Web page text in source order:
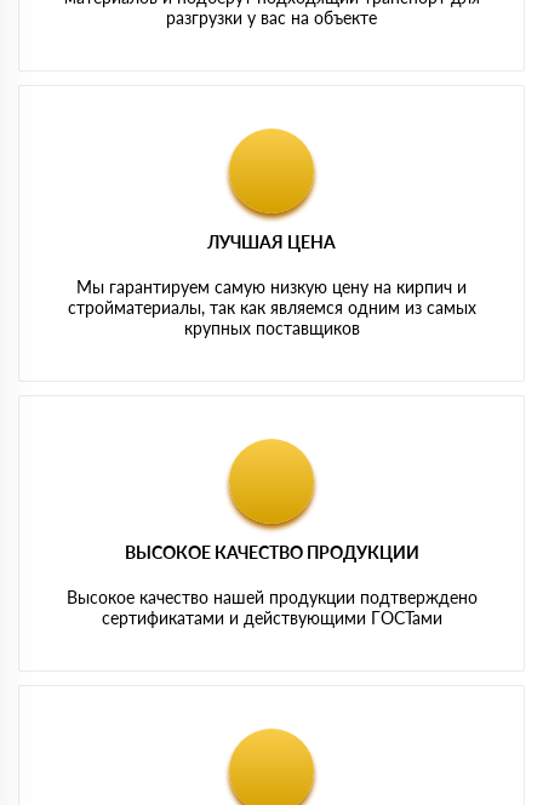
разгрузки у вас на объекте
ЛУЧШАЯ ЦЕНА
Мы гарантируем самую низкую цену на кирпич и
стройматериалы, так как являемся одним из самых
крупных поставщиков
ВЫСОКОЕ КАЧЕСТВО ПРОДУКЦИИ
Высокое качество нашей продукции подтверждено
сертификатами и действующими ГОСТами